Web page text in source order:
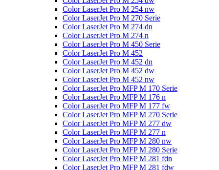
Color LaserJet Pro M 254 nw
Color LaserJet Pro M 270 Serie
Color LaserJet Pro M 274 dn
Color LaserJet Pro M 274 n
Color LaserJet Pro M 450 Serie
Color LaserJet Pro M 452
Color LaserJet Pro M 452 dn
Color LaserJet Pro M 452 dw
Color LaserJet Pro M 452 nw
Color LaserJet Pro MFP M 170 Serie
Color LaserJet Pro MFP M 176 n
Color LaserJet Pro MFP M 177 fw
Color LaserJet Pro MFP M 270 Serie
Color LaserJet Pro MFP M 277 dw
Color LaserJet Pro MFP M 277 n
Color LaserJet Pro MFP M 280 nw
Color LaserJet Pro MFP M 280 Serie
Color LaserJet Pro MFP M 281 fdn
Color LaserJet Pro MFP M 281 fdw